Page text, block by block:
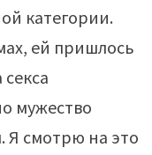
категории.
ей пришлось
мужество
Я смотрю на это